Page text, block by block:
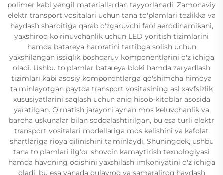
polimer kabi yengil materiallardan tayyorlanadi. Zamonaviy
elektr transport vositalari uchun tana to'plamlari tezlikka va
haydash sharoitiga qarab o'zgaruvchi faol aerodinamikani,
yaxshiroq ko'rinuvchanlik uchun LED yoritish tizimlarini
hamda batareya haroratini tartibga solish uchun
yaxshilangan issiqlik boshqaruv komponentlarini o'z ichiga
oladi. Ushbu to'plamlar batareya bloki hamda zaryadlash
tizimlari kabi asosiy komponentlarga qo'shimcha himoya
ta'minlayotgan paytda transport vositasining asl xavfsizlik
xususiyatlarini saqlash uchun aniq hisob-kitoblar asosida
yaratilgan. O'rnatish jarayoni aynan mos keluvchanlik va
barcha uskunalar bilan soddalashtirilgan, bu esa turli elektr
transport vositalari modellariga mos kelishini va kafolat
shartlariga rioya qilinishini ta'minlaydi. Shuningdek, ushbu
tana to'plamlari ilg'or shovqin kamaytirish texnologiyasi
hamda havoning oqishini yaxshilash imkoniyatini o'z ichiga
oladi, bu esa yanada qulayroq va samaraliroq haydash